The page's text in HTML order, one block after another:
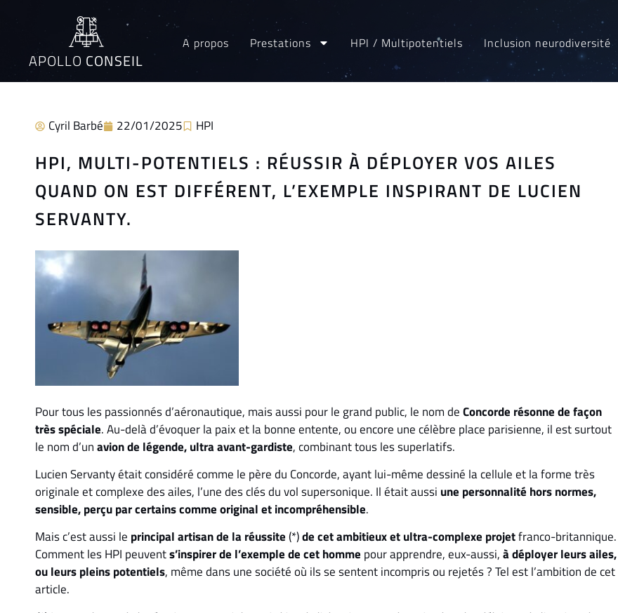
APOLLO CONSEIL
A propos Prestations HPI / Multipotentiels Inclusion neurodiversité
Cyril Barbé 22/01/2025 HPI
HPI, MULTI-POTENTIELS : RÉUSSIR À DÉPLOYER VOS AILES
QUAND ON EST DIFFÉRENT, L’EXEMPLE INSPIRANT DE LUCIEN
SERVANTY.
Pour tous les passionnés d’aéronautique, mais aussi pour le grand public, le nom deConcorde résonne de façon
très spéciale. Au-delà d’évoquer la paix et la bonne entente, ou encore une célèbre place parisienne, il est surtout
le nom d’unavion de légende, ultra avant-gardiste, combinant tous les superlatifs.
Lucien Servanty était considéré comme le père du Concorde, ayant lui-même dessiné la cellule et la forme très
originale et complexe des ailes, l’une des clés du vol supersonique. Il était aussi une personnalité hors normes,
sensible, perçu par certains comme original et incompréhensible.
Mais c’est aussi le principal artisan de la réussite(*)de cet ambitieux et ultra-complexe projetfranco-britannique.
Comment les HPI peuvents’inspirer de l’exemple de cet homme pour apprendre, eux-aussi,à déployer leurs ailes,
ou leurs pleins potentiels, même dans une société où ils se sentent incompris ou rejetés ? Tel est l’ambition de cet
article.